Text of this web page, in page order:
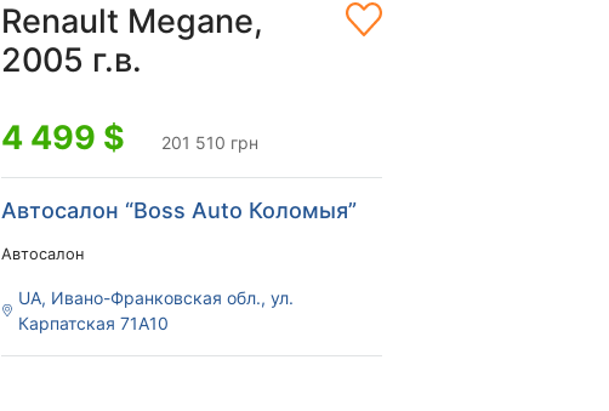
Renault Megane,
2005 г.в.
4 499 $ 201 510 грн
Автосалон “Boss Auto Коломыя”
Автосалон
UA, Ивано-Франковская обл., ул.
Карпатская 71А10